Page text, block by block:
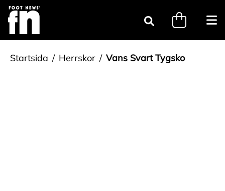
Sök
Startsida Herrskor Vans Svart Tygsko